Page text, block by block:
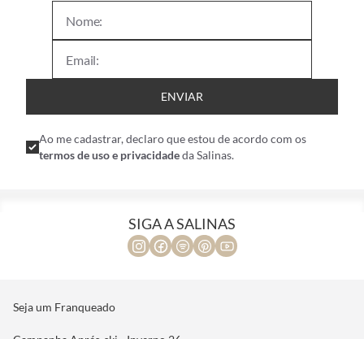
ENVIAR
Ao me cadastrar, declaro que estou de acordo com os
termos de uso e privacidadeda Salinas.
SIGA A SALINAS
Seja um Franqueado